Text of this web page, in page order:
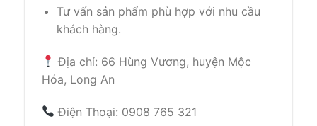
Tư vấn sản phẩm phù hợp với nhu cầu
khách hàng.
Địa chỉ: 66 Hùng Vương, huyện Mộc
Hóa, Long An
Điện Thoại: 0908 765 321